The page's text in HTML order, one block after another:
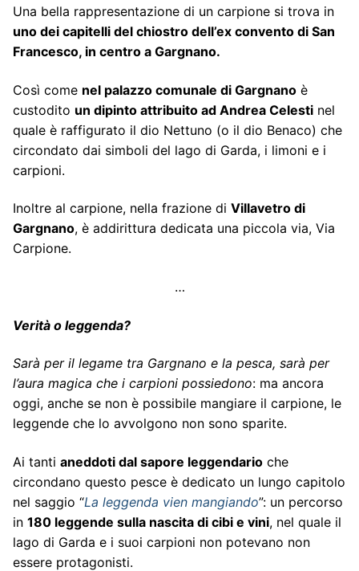
Una bella rappresentazione di un carpione si trova in
uno dei capitelli del chiostro dell’ex convento di San
Francesco, in centro a Gargnano.
Così come nel palazzo comunale di Gargnano è
custodito un dipinto attribuito ad Andrea Celesti nel
quale è raffigurato il dio Nettuno (o il dio Benaco) che
circondato dai simboli del lago di Garda, i limoni e i
carpioni.
Inoltre al carpione, nella frazione di Villavetro di
Gargnano, è addirittura dedicata una piccola via, Via
Carpione.
…
Verità o leggenda?
Sarà per il legame tra Gargnano e la pesca, sarà per
l’aura magica che i carpioni possiedono: ma ancora
oggi, anche se non è possibile mangiare il carpione, le
leggende che lo avvolgono non sono sparite.
Ai tanti aneddoti dal sapore leggendario che
circondano questo pesce è dedicato un lungo capitolo
nel saggio “La leggenda vien mangiando”: un percorso
in 180 leggende sulla nascita di cibi e vini, nel quale il
lago di Garda e i suoi carpioni non potevano non
essere protagonisti.